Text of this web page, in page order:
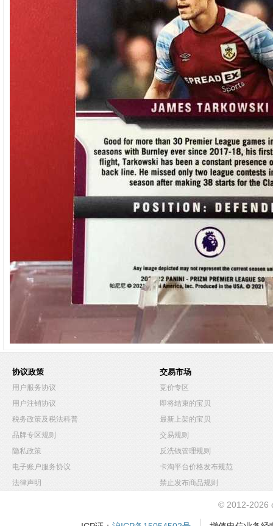
协议政策
用户服务协议
用户注销协议
税务政策及税法科普
品牌专区规则
隐私政策
电子账户服务协议
法律声明
交易市场
竞价专区
即将结束的宝贝
最新上架的宝贝
交易规则
反洗钱管理规则
卡淘平台价格发布规范
禁止发布商品规则
© 2012-2026